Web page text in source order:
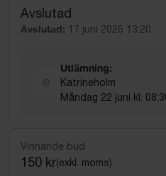
Avslutad
Avslutad: 17 juni 2026 13:20
Utlämning:
Katrineholm
Måndag 22 juni kl.
Vinnande bud
150 kr(exkl. moms)